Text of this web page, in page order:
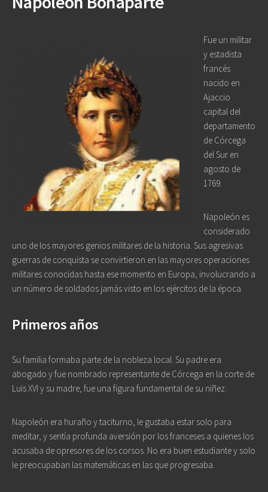
Fue un militar
y estadista
francés
nacido en
Ajaccio
capital del
departamento
de Córcega
del Sur en
agosto de
1769.
Napoleón es
considerado
uno de los mayores genios militares de la historia. Sus agresivas
guerras de conquista se convirtieron en las mayores operaciones
militares conocidas hasta ese momento en Europa, involucrando a
un número de soldados jamás visto en los ejércitos de la época.
Primeros años
Su familia formaba parte de la nobleza local. Su padre era
abogado y fue nombrado representante de Córcega en la corte de
Luis XVI y su madre, fue una figura fundamental de su niñez.
Napoleón era huraño y taciturno, le gustaba estar solo para
meditar, y sentía profunda aversión por los franceses a quienes los
acusaba de opresores de los corsos. No era buen estudiante y solo
le preocupaban las matemáticas en las que progresaba.